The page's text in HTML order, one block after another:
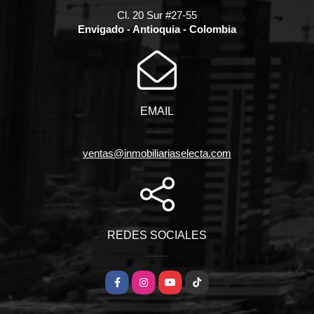
Cl. 20 Sur #27-55
Envigado - Antioquia - Colombia
EMAIL
ventas@inmobiliariaselecta.com
REDES SOCIALES
FacebookInstagramYouTubeTikTok